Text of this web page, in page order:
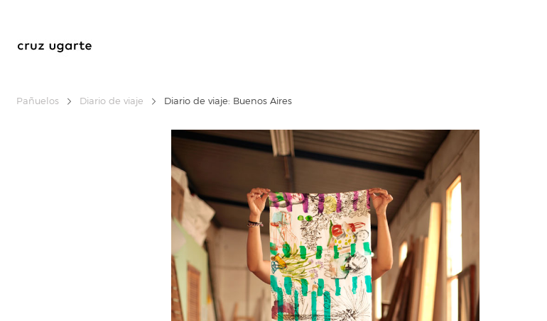
Pañuelos Diario de viaje Diario de viaje: Buenos Aires